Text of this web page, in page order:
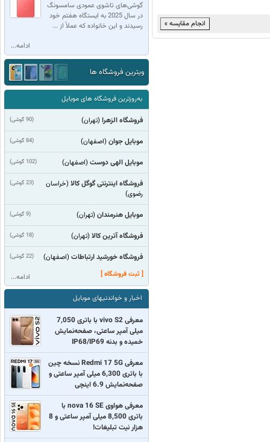
گوشی‌های تاشوی عمودی سامسونگ
در سال 2025 به ایستگاه هفتم خود
رسید‌‌ند و این خانواده که عملاً از ...
ادامه...
ویترین فروشگاه ها
به‌روزترین فروشگاه های موبایل
(90 گوشی) فروشگاه الزهرا (تهران)
(84 گوشی) موبایل جوان (اصفهان)
(102 گوشی) موبایل الهی دوست (اصفهان)
(23 گوشی) فروشگاه اینترنتی گوگل کالا (خراسان
رضوی)
(9 گوشی) موبایل هنرمندان (تهران)
(18 گوشی) فروشگاه آترین کالا (تهران)
(22 گوشی) فروشگاه خورشید ارتباطات (اصفهان)
[ ثبت فروشگاه ]
ادامه...
اخبار و خواندنیهای موبایل
معرفی vivo S2 با باتری 7,050
میلی آمپر ساعتی، صفحه‌نمایش
خمیده و بدنه IP68/IP69
معرفی Redmi 17 5G نسخه چین
با باتری 6,300 میلی آمپر ساعتی و
صفحه‌نمایش 6.9 اینچی
معرفی هواوی nova 16 SE با
باتری 8,500 میلی آمپر ساعتی و 8
هزار نیت تبلیغات!